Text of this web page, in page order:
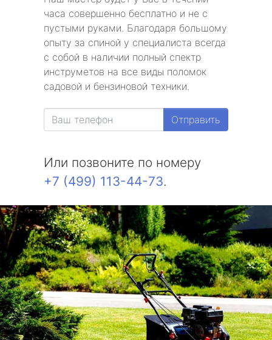
часа совершенно бесплатно и не с
пустыми руками. Благодаря большому
опыту за спиной у специалиста всегда
с собой в наличии полный спектр
инструметов на все виды поломок
садовой и бензиновой техники.
Отправить
Или позвоните по номеру
+7 (499) 113-44-73.